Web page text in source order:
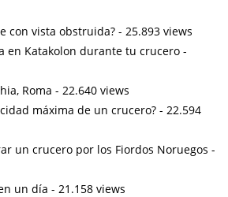
con vista obstruida? - 25.893 views
en Katakolon durante tu crucero -
Roma - 22.640 views
máxima de un crucero? - 22.594
un crucero por los Fiordos Noruegos -
un día - 21.158 views